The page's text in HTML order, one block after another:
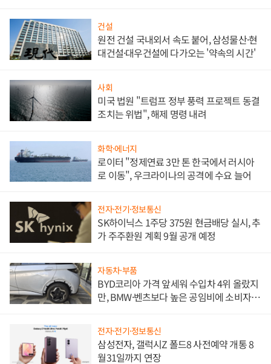
건설
원전 건설 국내외서 속도 붙어, 삼성물산·현
대건설·대우건설에 다가오는 '약속의 시간'
사회
미국 법원 "트럼프 정부 풍력 프로젝트 동결
조치는 위법", 해제 명령 내려
화학·에너지
로이터 "정제연료 3만 톤 한국에서 러시아
로 이동", 우크라이나의 공격에 수요 늘어
전자·전기·정보통신
SK하이닉스 1주당 375원 현금배당 실시, 추
가 주주환원 계획 9월 공개 예정
자동차·부품
BYD코리아 가격 앞세워 수입차 4위 올랐지
만, BMW·벤츠보다 높은 공임비에 소비자
전자·전기·정보통신
삼성전자, 갤럭시Z 폴드8 사전예약 개통 8
월31일까지 연장